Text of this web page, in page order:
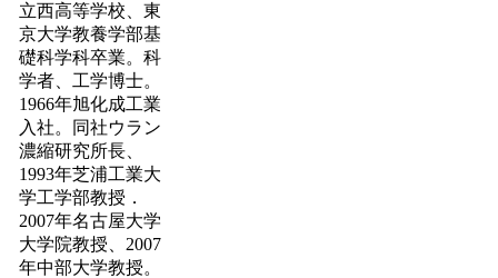
立西高等学校、東
京大学教養学部基
礎科学科卒業。科
学者、工学博士。
1966年旭化成工業
入社。同社ウラン
濃縮研究所長、
1993年芝浦工業大
学工学部教授．
2007年名古屋大学
大学院教授、2007
年中部大学教授。